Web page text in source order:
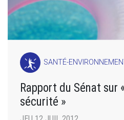
SANTÉ-
Rapport du Sénat sur
sécurité »